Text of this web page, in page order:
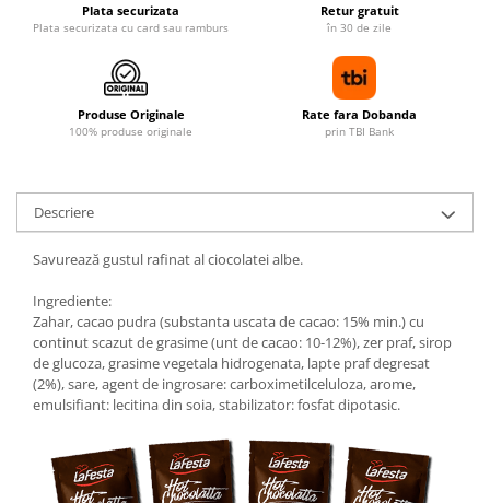
Plata securizata
Plata securizata cu card sau ramburs
Retur gratuit
în 30 de zile
Produse Originale
100% produse originale
Rate fara Dobanda
prin TBI Bank
Descriere
Savurează gustul rafinat al ciocolatei albe.
Ingrediente:
Zahar, cacao pudra (substanta uscata de cacao: 15% min.) cu
continut scazut de grasime (unt de cacao: 10-12%), zer praf, sirop
de glucoza, grasime vegetala hidrogenata, lapte praf degresat
(2%), sare, agent de ingrosare: carboximetilceluloza, arome,
emulsifiant: lecitina din soia, stabilizator: fosfat dipotasic.